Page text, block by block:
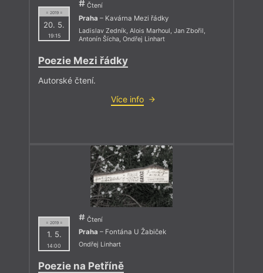
= 2019 =
20. 5.
19:15
Čtení
Praha – Kavárna Mezi řádky
Ladislav Zedník, Alois Marhoul, Jan Zbořil,
Antonín Šícha, Ondřej Linhart
Poezie Mezi řádky
Autorské čtení.
Více info
= 2019 =
1. 5.
14:00
Čtení
Praha – Fontána U Žabiček
Ondřej Linhart
Poezie na Petříně